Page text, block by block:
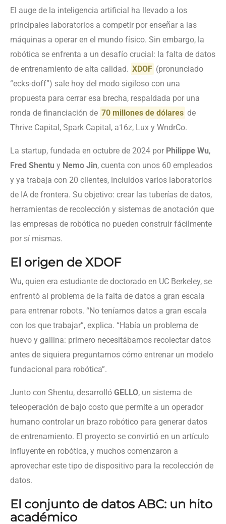
El auge de la inteligencia artificial ha llevado a los
principales laboratorios a competir por enseñar a las
máquinas a operar en el mundo físico. Sin embargo, la
robótica se enfrenta a un desafío crucial: la falta de datos
de entrenamiento de alta calidad. XDOF (pronunciado
“ecks-doff”) sale hoy del modo sigiloso con una
propuesta para cerrar esa brecha, respaldada por una
ronda de financiación de 70 millones de dólares de
Thrive Capital, Spark Capital, a16z, Lux y WndrCo.
La startup, fundada en octubre de 2024 por Philippe Wu,
Fred Shentu y Nemo Jin, cuenta con unos 60 empleados
y ya trabaja con 20 clientes, incluidos varios laboratorios
de IA de frontera. Su objetivo: crear las tuberías de datos,
herramientas de recolección y sistemas de anotación que
las empresas de robótica no pueden construir fácilmente
por sí mismas.
El origen de XDOF
Wu, quien era estudiante de doctorado en UC Berkeley, se
enfrentó al problema de la falta de datos a gran escala
para entrenar robots. “No teníamos datos a gran escala
con los que trabajar”, explica. “Había un problema de
huevo y gallina: primero necesitábamos recolectar datos
antes de siquiera preguntarnos cómo entrenar un modelo
fundacional para robótica”.
Junto con Shentu, desarrolló GELLO, un sistema de
teleoperación de bajo costo que permite a un operador
humano controlar un brazo robótico para generar datos
de entrenamiento. El proyecto se convirtió en un artículo
influyente en robótica, y muchos comenzaron a
aprovechar este tipo de dispositivo para la recolección de
datos.
El conjunto de datos ABC: un hito
académico